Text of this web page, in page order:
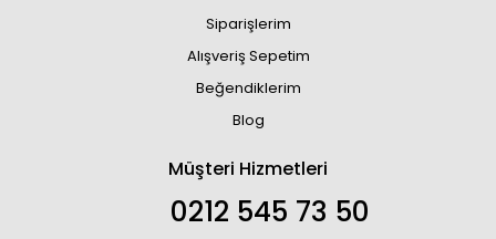
Siparişlerim
Alışveriş Sepetim
Beğendiklerim
Blog
Müşteri Hizmetleri
0212 545 73 50